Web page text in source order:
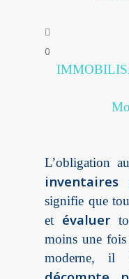
0
L’obligation
inventaires
signifie que
et évaluer
moins une fois
moderne, il